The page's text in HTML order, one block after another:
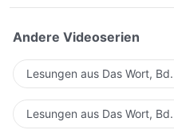
Andere Videoserien
Lesungen aus Das Wort,
Lesungen aus Das Wort,